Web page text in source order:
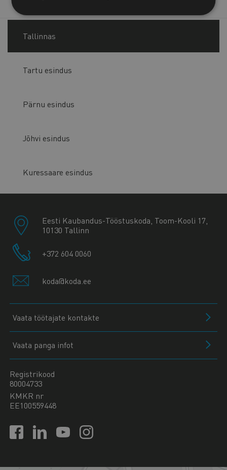
Tallinnas
Tartu esindus
Pärnu esindus
Jõhvi esindus
Kuressaare esindus
Eesti Kaubandus-Tööstuskoda, Toom-Kooli 17,
10130 Tallinn
+372 604 0060
koda@koda.ee
Vaata töötajate kontakte
Vaata panga infot
Registrikood
80004733
KMKR nr
EE100559448